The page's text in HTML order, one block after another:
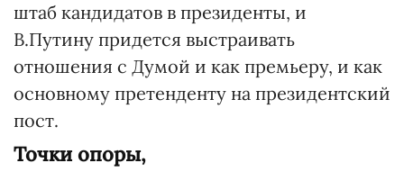
штаб кандидатов в президенты, и
В.Путину придется выстраивать
отношения с Думой и как премьеру, и как
основному претенденту на президентский
пост.
Точки опоры,